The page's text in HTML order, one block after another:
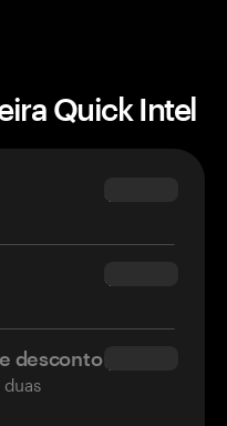
Quick Intel
$69.90
$54.90
desconto$34.95